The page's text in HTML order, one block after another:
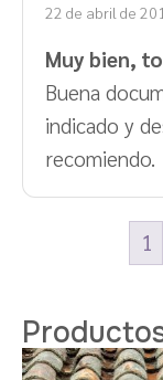
22 de abril de
Muy bien,
Buena
indicado y
recomiendo.
1